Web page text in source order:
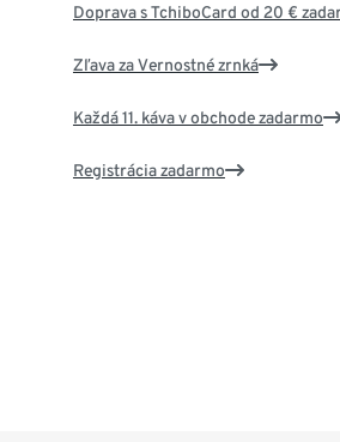
Doprava s TchiboCard od 20 €
Zľava za Vernostné zrnká
Každá 11. káva v obchode zadarmo
Registrácia zadarmo